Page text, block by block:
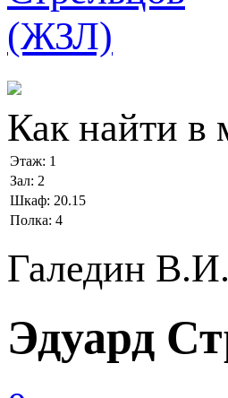
Как найти в
Этаж: 1
Зал: 2
Шкаф: 20.15
Полка: 4
Галедин В.И.
Эдуард